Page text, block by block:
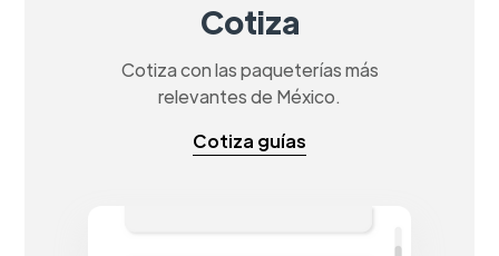
Cotiza
Cotiza con las paqueterías más
relevantes de México.
Cotiza guías